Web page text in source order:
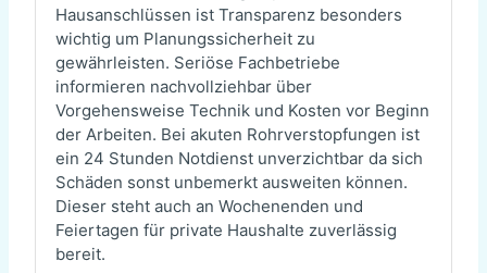
Hausanschlüssen ist Transparenz besonders
wichtig um Planungssicherheit zu
gewährleisten. Seriöse Fachbetriebe
informieren nachvollziehbar über
Vorgehensweise Technik und Kosten vor Beginn
der Arbeiten. Bei akuten Rohrverstopfungen ist
ein 24 Stunden Notdienst unverzichtbar da sich
Schäden sonst unbemerkt ausweiten können.
Dieser steht auch an Wochenenden und
Feiertagen für private Haushalte zuverlässig
bereit.